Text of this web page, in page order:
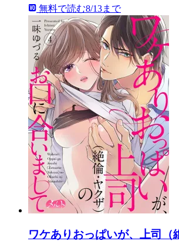
無料で読む8/13まで
ワケありおっぱいが、上司（